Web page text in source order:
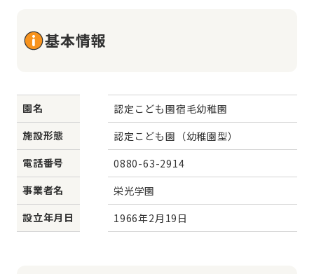
基本情報
園名
認定こども園宿毛幼稚園
施設形態
認定こども園（幼稚園型）
電話番号
0880-63-2914
事業者名
栄光学園
設立年月日
1966年2月19日